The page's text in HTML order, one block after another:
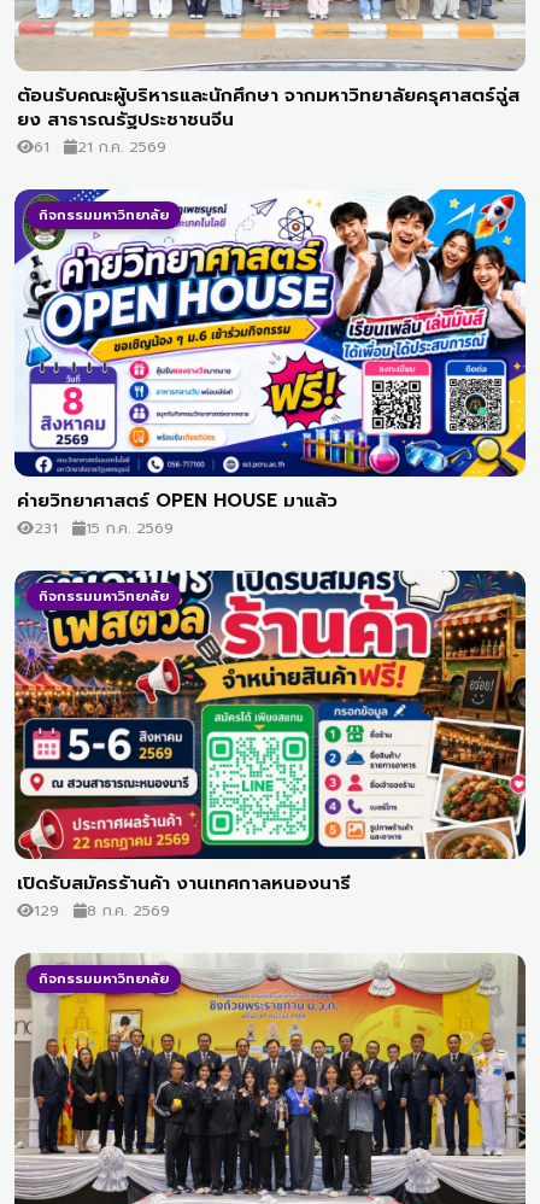
ต้อนรับคณะผู้บริหารและนักศึกษา จากมหาวิทยาลัยครุศาสตร์ฉู่ส
ยง สาธารณรัฐประชาชนจีน
61 21 ก.ค. 2569
กิจกรรมมหาวิทยาลัย
ค่ายวิทยาศาสตร์ OPEN HOUSE มาแล้ว
231 15 ก.ค. 2569
กิจกรรมมหาวิทยาลัย
เปิดรับสมัครร้านค้า งานเทศกาลหนองนารี
129 8 ก.ค. 2569
กิจกรรมมหาวิทยาลัย